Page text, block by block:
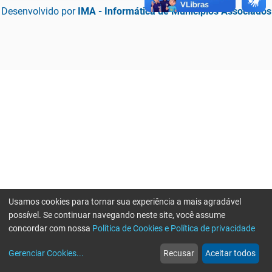
Desenvolvido por IMA - Informática de Municípios Associados
web
Notícias
more_horiz
Mais
Usamos cookies para tornar sua experiência a mais agradável
possível. Se continuar navegando neste site, você assume
concordar com nossa Política de Cookies e Política de privacidade
Gerenciar Cookies... Recusar Aceitar todos
Erro ao enviar informações, por favor tente novamente